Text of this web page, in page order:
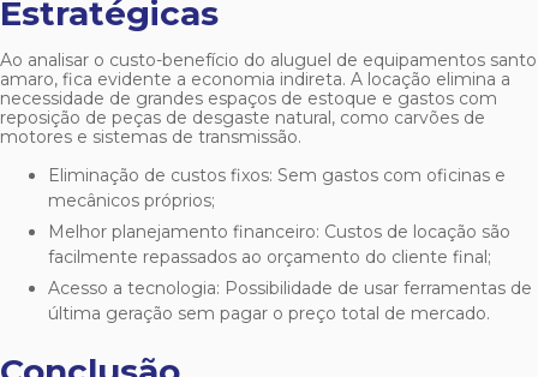
Estratégicas
Ao analisar o custo-benefício do aluguel de equipamentos santo
amaro, fica evidente a economia indireta. A locação elimina a
necessidade de grandes espaços de estoque e gastos com
reposição de peças de desgaste natural, como carvões de
motores e sistemas de transmissão.
Eliminação de custos fixos: Sem gastos com oficinas e
mecânicos próprios;
Melhor planejamento financeiro: Custos de locação são
facilmente repassados ao orçamento do cliente final;
Acesso a tecnologia: Possibilidade de usar ferramentas de
última geração sem pagar o preço total de mercado.